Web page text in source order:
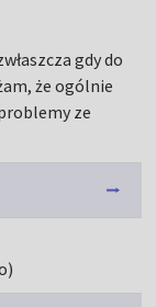
gdy do
że ogólnie
ze